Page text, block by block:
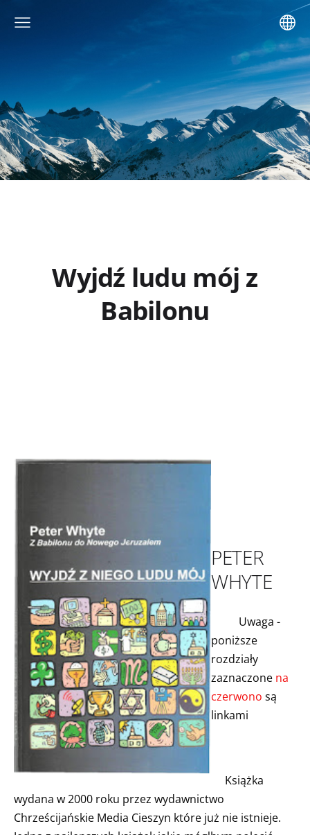
Wyjdź ludu mój z
Babilonu
PETER
WHYTE
Uwaga -
poniższe
rozdziały
zaznaczone na
czerwono są
linkami
Książka
wydana w 2000 roku przez wydawnictwo
Chrześcijańskie Media Cieszyn które już nie istnieje.